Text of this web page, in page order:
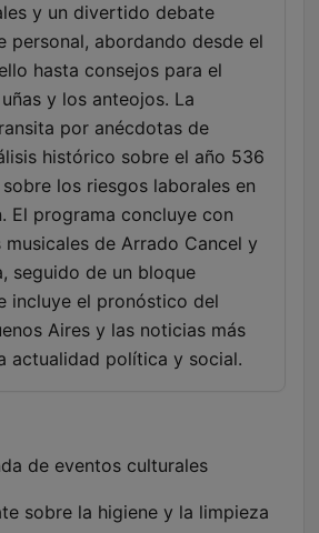
y un divertido debate
personal, abordando desde el
hasta consejos para el
y los anteojos. La
por anécdotas de
histórico sobre el año 536
los riesgos laborales en
El programa concluye con
musicales de Arrado Cancel y
seguido de un bloque
incluye el pronóstico del
Aires y las noticias más
actualidad política y social.
de eventos culturales
sobre la higiene y la limpieza